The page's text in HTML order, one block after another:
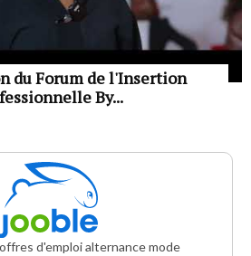
du Forum de l'Insertion
By...
d'emploi alternance mode